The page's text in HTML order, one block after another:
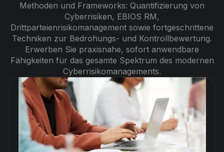
Methoden und Frameworks: Quantifizierung von
Cyberrisiken, EBIOS RM,
Drittparteienrisikomanagement sowie fortgeschrittene
Techniken zur Bedrohungs- und Kontrollbewertung.
Erwerben Sie praxisnahe, sofort anwendbare
Fähigkeiten für das gesamte Spektrum des modernen
Cyberrisikomanagements.